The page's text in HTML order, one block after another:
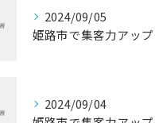
2024/09/05
姫
2024/09/04